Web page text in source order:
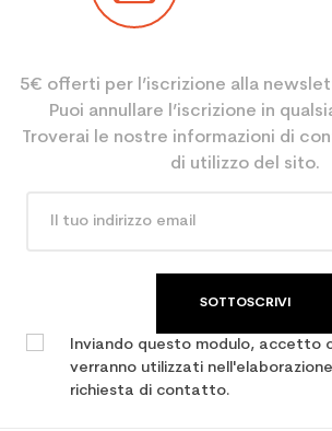
5€ offerti per l’iscrizione alla
Puoi annullare l’iscrizione in
Troverai le nostre informazioni di
di utilizzo del sito.
SOTTOSCRIVI
Inviando questo modulo, accetto
verranno utilizzati
richiesta di contatto.